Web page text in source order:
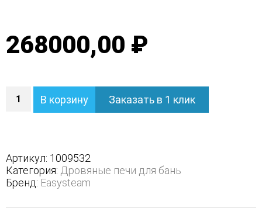
268000,00 ₽
Печь
-
Варианты
кожуха
-
В корзину Заказать в 1 клик
Артикул: 1009532
Категория: Дровяные печи для бань
Бренд: Easysteam